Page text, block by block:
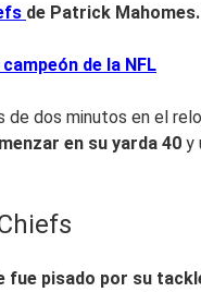
de Patrick Mahomes.
de la NFL
dos minutos en el
en su yarda 40 y
pisado por su